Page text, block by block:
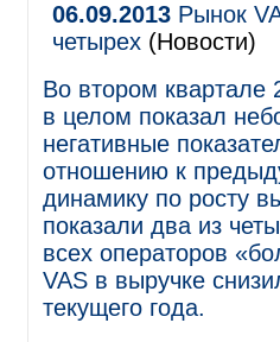
06.09.2013 Рынок
четырех (Новости)
Во втором квартале
в целом показал
негативные
отношению к
динамику по росту
показали два из
всех операторов
VAS в выручке
текущего года.